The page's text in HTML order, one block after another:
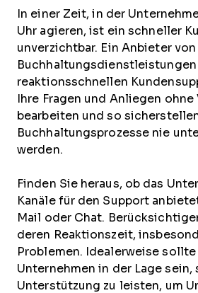
In einer Zeit, in der
Uhr agieren, ist ein schneller
unverzichtbar. Ein Anbieter
reaktionsschnellen
Ihre Fragen und Anliegen ohne
bearbeiten und so
Buchhaltungsprozesse nie
werden.
Finden Sie heraus, ob das
Kanäle für den Support
Mail oder Chat.
deren Reaktionszeit,
Problemen. Idealerweise sollte
Unternehmen in der Lage
Unterstützung zu leisten, um